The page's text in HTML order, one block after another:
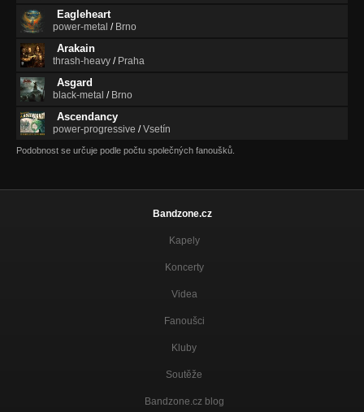
Eagleheart
power-metal / Brno
Arakain
thrash-heavy / Praha
Asgard
black-metal / Brno
Ascendancy
power-progressive /Vsetín
Podobnost se určuje podle počtu společných fanoušků.
Bandzone.cz
Kapely
Koncerty
Videa
Fanoušci
Kluby
Soutěže
Bandzone.cz blog